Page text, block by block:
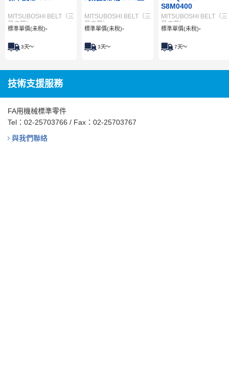
MITSUBOSHI BELT（三
星皮帶）
標準單價(未稅)-
3天～
MITSUBOSHI BELT（三
星皮帶）
標準單價(未稅)-
3天～
S8M0400
MITSUBOSHI BELT（三
星皮帶）
標準單價(未稅)-
7天～
技術支援服務
FA用機械標準零件
Tel： 02-25703766 / Fax：02-25703767
與我們聯絡